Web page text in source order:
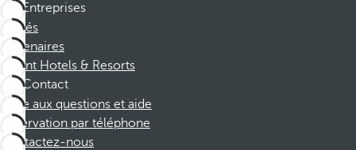
Entreprises
Affiliés
Partenaires
Dorint Hotels & Resorts
Contact
Foire aux questions et aide
Réservation par téléphone
Contactez-nous